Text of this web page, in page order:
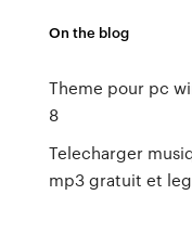
On the blog
Theme pour pc
8
Telecharger
mp3 gratuit et